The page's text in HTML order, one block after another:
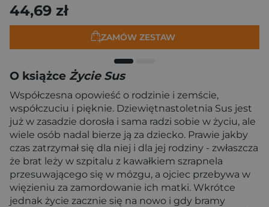
44,69 zł
ZAMÓW ZESTAW
O książce Życie Sus
Współczesna opowieść o rodzinie i zemście,
współczuciu i pięknie. Dziewiętnastoletnia Sus jest
już w zasadzie dorosła i sama radzi sobie w życiu, ale
wiele osób nadal bierze ją za dziecko. Prawie jakby
czas zatrzymał się dla niej i dla jej rodziny - zwłaszcza
że brat leży w szpitalu z kawałkiem szrapnela
przesuwającego się w mózgu, a ojciec przebywa w
więzieniu za zamordowanie ich matki. Wkrótce
jednak życie zacznie się na nowo i gdy bramy